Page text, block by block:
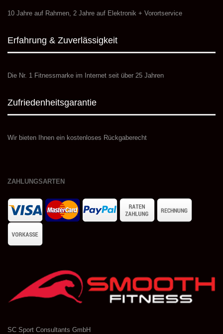
10 Jahre auf Rahmen, 2 Jahre auf Elektronik + Vorortservice
Erfahrung & Zuverlässigkeit
Die Nr. 1 Fitnessmarke im Internet seit über 25 Jahren
Zufriedenheitsgarantie
Wir bieten Ihnen ein kostenloses Rückgaberecht
ZAHLUNGSARTEN
SC Sport Consultants GmbH